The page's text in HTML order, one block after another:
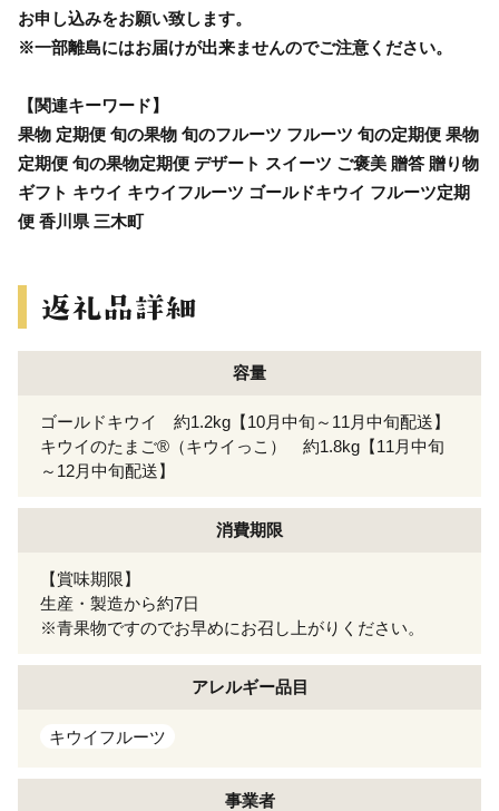
お申し込みをお願い致します。
※一部離島にはお届けが出来ませんのでご注意ください。
【関連キーワード】
果物 定期便 旬の果物 旬のフルーツ フルーツ 旬の定期便 果物
定期便 旬の果物定期便 デザート スイーツ ご褒美 贈答 贈り物
ギフト キウイ キウイフルーツ ゴールドキウイ フルーツ定期
便 香川県 三木町
容量
ゴールドキウイ 約1.2kg【10月中旬～11月中旬配送】
キウイのたまご®（キウイっこ） 約1.8kg【11月中旬
～12月中旬配送】
消費期限
【賞味期限】
生産・製造から約7日
※青果物ですのでお早めにお召し上がりください。
アレルギー品目
キウイフルーツ
事業者